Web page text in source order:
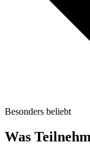
Besonders beliebt
Was